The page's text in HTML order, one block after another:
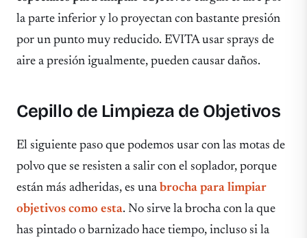
la parte inferior y lo proyectan con bastante presión
por un punto muy reducido. EVITA usar sprays de
aire a presión igualmente, pueden causar daños.
Cepillo de Limpieza de Objetivos
El siguiente paso que podemos usar con las motas de
polvo que se resisten a salir con el soplador, porque
están más adheridas, es una brocha para limpiar
objetivos como esta. No sirve la brocha con la que
has pintado o barnizado hace tiempo, incluso si la